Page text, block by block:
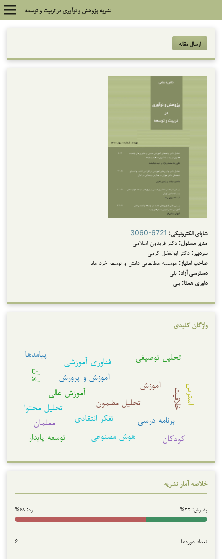
نشریه پژوهش و نوآوری در تربیت و توسعه
ارسال مقاله
شاپای الکترونیکی: 3060-6721
مدیر مسئول: دکتر فریدون اسلامی
سردبیر: دکتر ابوالفضل کرمی
صاحب امتیاز: موسسه مطالعاتی دانش و توسعه خرد مانا
دسترسی آزاد: بلی
داوری همتا: بلی
واژگان کلیدی
تحلیل مضمون
تفکر انتقادی
آموزش
آموزش عالی
برنامه درسی
هوش مصنوعی
آموزش و پرورش
فناوری آموزشی تحلیل توصیفی
تحلیل محتوا
توسعه پایدار
خلاقیت
معلمان
ایران
پیامدها
کودکان
استرس
خلاصه آمار نشریه
پذیرش: ۳۲% رد: ۶۸%
تعداد دوره‌ها ۶